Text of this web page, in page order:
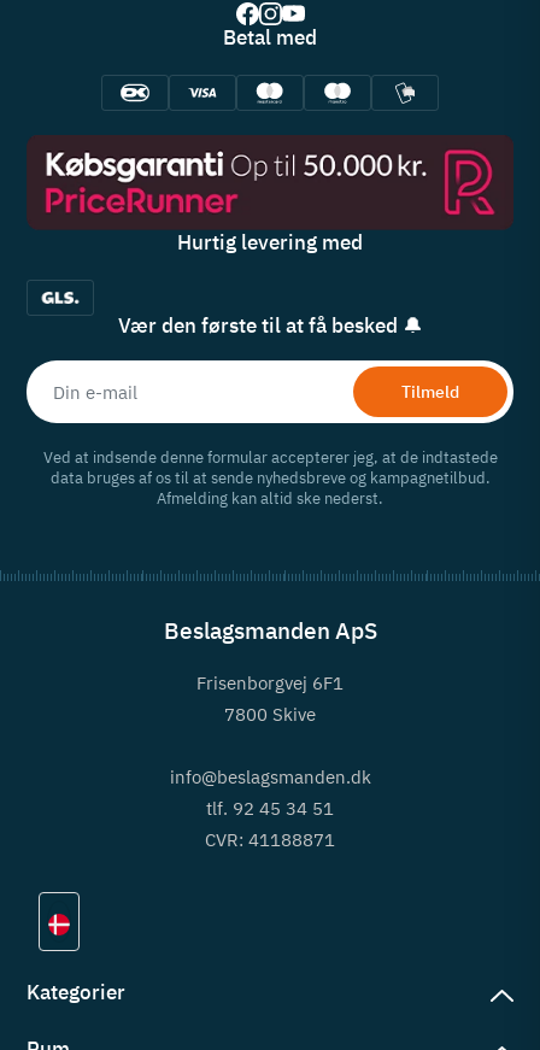
Betal med
Hurtig levering med
Vær den første til at få besked 🔔
Tilmeld
Ved at indsende denne formular accepterer jeg, at de indtastede
data bruges af os til at sende nyhedsbreve og kampagnetilbud.
Afmelding kan altid ske nederst.
Beslagsmanden ApS
Frisenborgvej 6F1
7800 Skive
info@beslagsmanden.dk
tlf. 92 45 34 51
CVR: 41188871
Kategorier